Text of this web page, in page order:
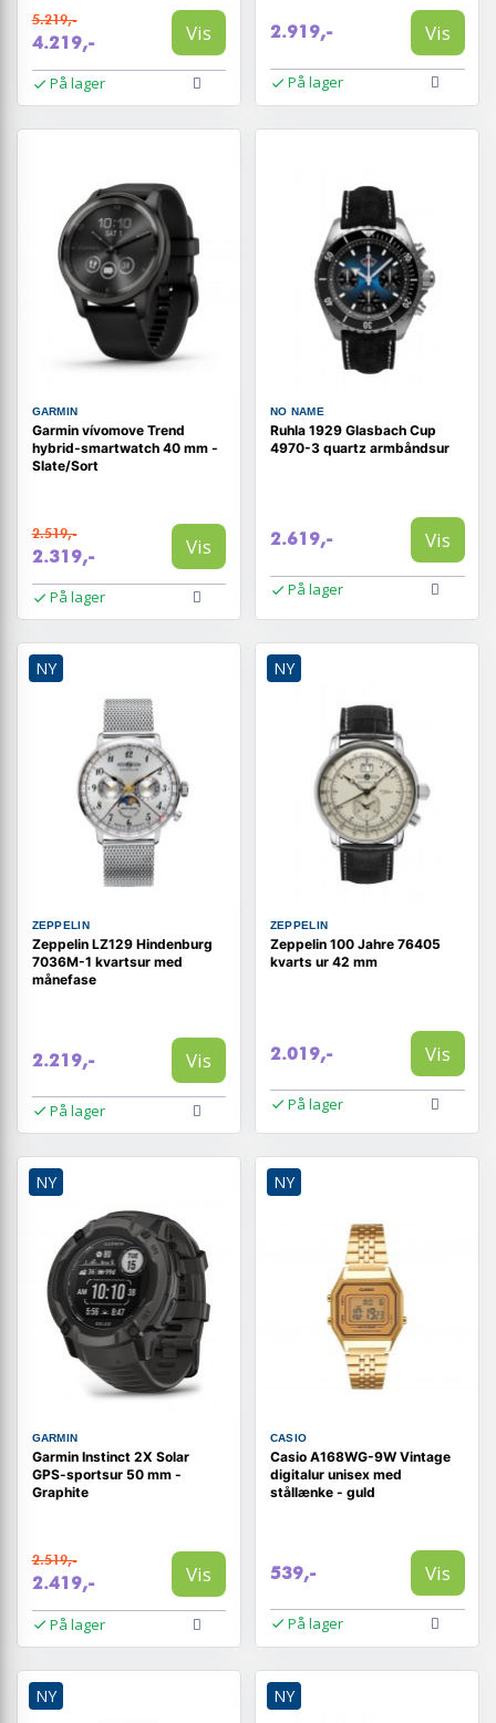
5.219,-
4.219,- Vis
På lager
2.919,- Vis
På lager
GARMIN
Garmin vívomove Trend
hybrid-smartwatch 40 mm -
Slate/Sort
2.519,-
2.319,- Vis
På lager
NO NAME
Ruhla 1929 Glasbach Cup
4970-3 quartz armbåndsur
2.619,- Vis
På lager
NY
ZEPPELIN
Zeppelin LZ129 Hindenburg
7036M-1 kvartsur med
månefase
2.219,- Vis
På lager
NY
ZEPPELIN
Zeppelin 100 Jahre 76405
kvarts ur 42 mm
2.019,- Vis
På lager
NY
GARMIN
Garmin Instinct 2X Solar
GPS-sportsur 50 mm -
Graphite
2.519,-
2.419,- Vis
På lager
NY
CASIO
Casio A168WG-9W Vintage
digitalur unisex med
stållænke - guld
539,- Vis
På lager
NY NY